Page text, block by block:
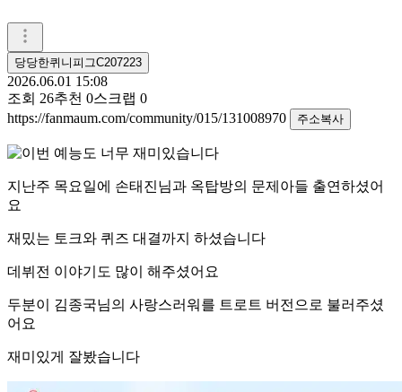
당당한퀴니피그C207223
2026.06.01 15:08
조회 26추천 0스크랩 0
https://fanmaum.com/community/015/131008970
주소복사
지난주 목요일에 손태진님과 옥탑방의 문제아들 출연하셨어
요
재밌는 토크와 퀴즈 대결까지 하셨습니다
데뷔전 이야기도 많이 해주셨어요
두분이 김종국님의 사랑스러워를 트로트 버전으로 불러주셨
어요
재미있게 잘봤습니다